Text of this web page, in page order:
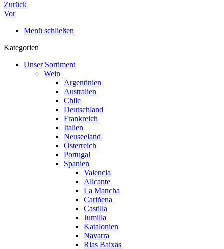
Zurück
Vor
Menü schließen
Kategorien
Unser Sortiment
Wein
Argentinien
Australien
Chile
Deutschland
Frankreich
Italien
Neuseeland
Österreich
Portugal
Spanien
Valencia
Alicante
La Mancha
Cariñena
Castilla
Jumilla
Katalonien
Navarra
Rias Baixas